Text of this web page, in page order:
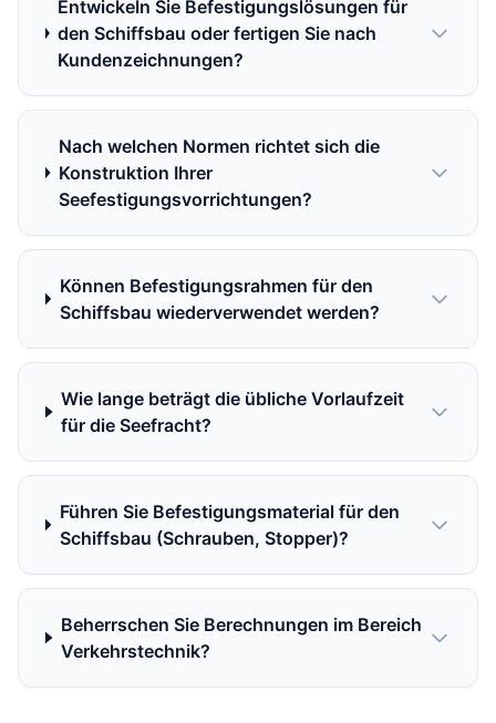
Entwickeln Sie Befestigungslösungen für
den Schiffsbau oder fertigen Sie nach
Kundenzeichnungen?
Nach welchen Normen richtet sich die
Konstruktion Ihrer
Seefestigungsvorrichtungen?
Können Befestigungsrahmen für den
Schiffsbau wiederverwendet werden?
Wie lange beträgt die übliche Vorlaufzeit
für die Seefracht?
Führen Sie Befestigungsmaterial für den
Schiffsbau (Schrauben, Stopper)?
Beherrschen Sie Berechnungen im Bereich
Verkehrstechnik?